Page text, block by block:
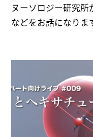
ヌーソロジー研究
などをお話になりま